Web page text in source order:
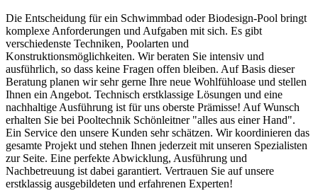
Die Entscheidung für ein Schwimmbad oder Biodesign-Pool bringt
komplexe Anforderungen und Aufgaben mit sich. Es gibt
verschiedenste Techniken, Poolarten und
Konstruktionsmöglichkeiten. Wir beraten Sie intensiv und
ausführlich, so dass keine Fragen offen bleiben. Auf Basis dieser
Beratung planen wir sehr gerne Ihre neue Wohlfühloase und stellen
Ihnen ein Angebot. Technisch erstklassige Lösungen und eine
nachhaltige Ausführung ist für uns oberste Prämisse! Auf Wunsch
erhalten Sie bei Pooltechnik Schönleitner "alles aus einer Hand".
Ein Service den unsere Kunden sehr schätzen. Wir koordinieren das
gesamte Projekt und stehen Ihnen jederzeit mit unseren Spezialisten
zur Seite. Eine perfekte Abwicklung, Ausführung und
Nachbetreuung ist dabei garantiert. Vertrauen Sie auf unsere
erstklassig ausgebildeten und erfahrenen Experten!